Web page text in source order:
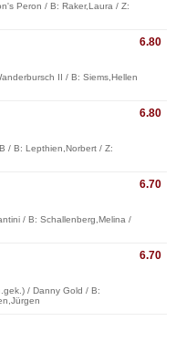
Peron / B: Raker,Laura / Z:
6.80
II / B: Siems,Hellen
6.80
/ B: Lepthien,Norbert / Z:
6.70
/ B: Schallenberg,Melina /
6.70
/ Danny Gold / B: